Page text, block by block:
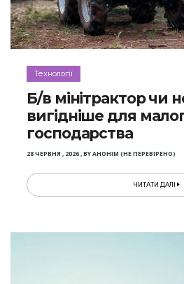
Технології
Б/в мінітрактор чи
вигідніше для
господарства
28 ЧЕРВНЯ , 2026,BYАНОНІМ (НЕ ПЕРЕВІРЕНО)
ЧИТАТИ ДАЛІ